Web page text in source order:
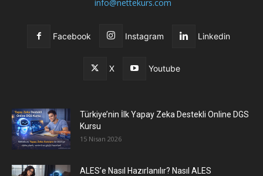
info@nettekurs.com
Facebook Instagram Linkedin
X Youtube
Türkiye’nin İlk Yapay Zeka Destekli Online DGS
Kursu
15 Nisan 2026
ALES’e Nasıl Hazırlanılır? Nasıl ALES